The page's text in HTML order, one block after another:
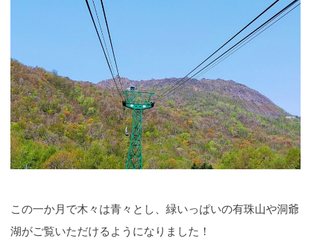
この一か月で木々は青々とし、緑いっぱいの有珠山や洞爺
湖がご覧いただけるようになりました！